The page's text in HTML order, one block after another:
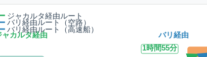
1時間55分
ャカルタ経由 バリ経由
ジャカルタ経由ルート
バリ経由ルート（空路）
バリ経由ルート（高速船）